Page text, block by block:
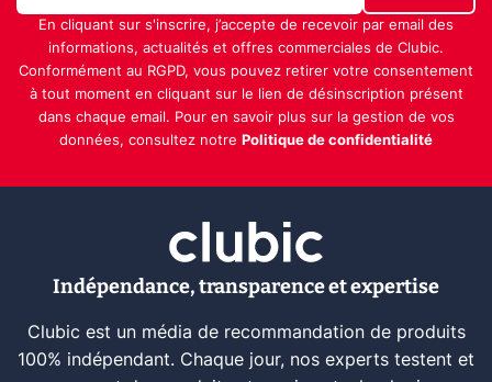
En cliquant sur s'inscrire, j’accepte de recevoir par email des
informations, actualités et offres commerciales de Clubic.
Conformément au RGPD, vous pouvez retirer votre consentement
à tout moment en cliquant sur le lien de désinscription présent
dans chaque email. Pour en savoir plus sur la gestion de vos
données, consultez notre Politique de confidentialité
Indépendance, transparence et expertise
Clubic est un média de recommandation de produits
100% indépendant. Chaque jour, nos experts testent et